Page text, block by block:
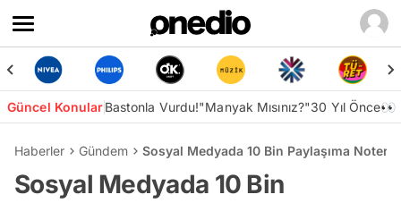
Güncel KonularBastonla Vurdu!"Manyak Mısınız?"30 Yıl Önce👀
Haberler Gündem Sosyal Medyada 10 Bin Paylaşıma Noter
Sosyal Medyada 10 Bin